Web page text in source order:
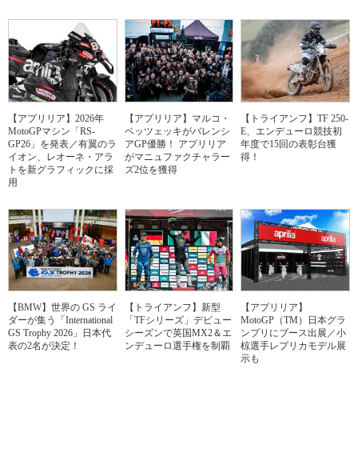
【アプリリア】2026年
MotoGPマシン「RS-
GP26」を発表／有翼のラ
イオン、レオーネ・アラ
トを新グラフィックに採
用
【アプリリア】マルコ・
ベッツェッキがバレンシ
アGP優勝！ アプリリア
がマニュファクチャラー
ズ2位を獲得
【トライアンフ】TF 250-
E、エンデューロ競技初
年度で15回の表彰台獲
得！
【BMW】世界の GS ライ
ダーが集う「International
GS Trophy 2026」日本代
表の2名が決定！
【トライアンフ】新型
「TFシリーズ」デビュー
シーズンで英国MX2＆エ
ンデューロ選手権を制覇
【アプリリア】
MotoGP（TM）日本グラ
ンプリにブース出展／小
椋選手レプリカモデル展
示も